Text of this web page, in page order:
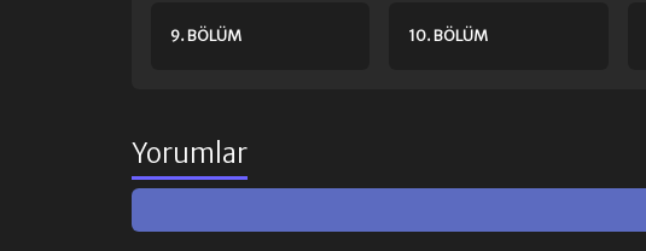
9. BÖLÜM 10. BÖLÜM
Yorumlar